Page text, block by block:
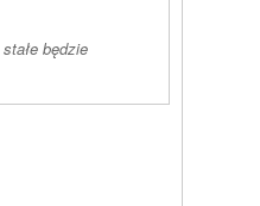
będzie